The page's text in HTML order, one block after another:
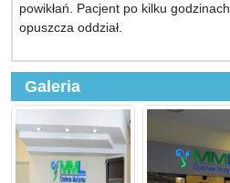
powikłań. Pacjent po kilku godzinach
opuszcza oddział.
Galeria